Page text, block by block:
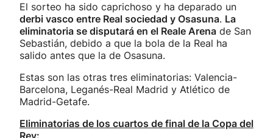
El sorteo ha sido caprichoso y ha deparado un
derbi vasco entre Real sociedad y Osasuna. La
eliminatoria se disputará en el Reale Arena de San
Sebastián, debido a que la bola de la Real ha
salido antes que la de Osasuna.
Estas son las otras tres eliminatorias: Valencia-
Barcelona, Leganés-Real Madrid y Atlético de
Madrid-Getafe.
Eliminatorias de los cuartos de final de la Copa del
Rey: